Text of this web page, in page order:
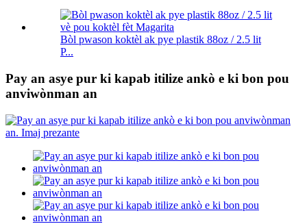
Bòl pwason koktèl ak pye plastik 88oz / 2.5 lit
P...
Pay an asye pur ki kapab itilize ankò e ki bon pou
anviwònman an